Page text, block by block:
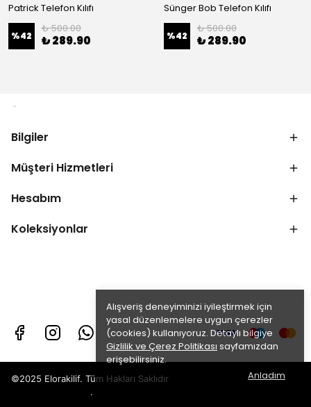
Alışveriş deneyiminizi iyileştirmek için
yasal düzenlemelere uygun çerezler
(cookies) kullanıyoruz. Detaylı bilgiye
Gizlilik ve Çerez Politikası sayfamızdan
erişebilirsiniz.
Anladım
Patrick Telefon Kılıfı
%42
₺ 500.00
₺ 289.90
Sünger Bob Telefon Kılıfı
%42
₺ 500.00
₺ 289.90
Bilgiler
Müşteri Hizmetleri
Hesabım
Koleksiyonlar
©2025 Elorakilif. Tüm Hakları Saklıdır
.